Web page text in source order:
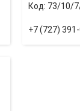
73/10/
+7 (727)